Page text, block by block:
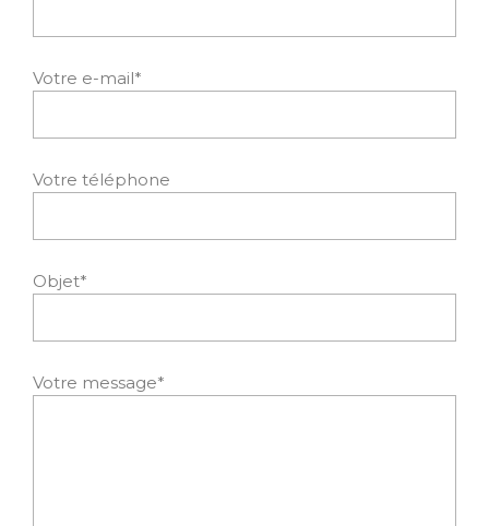
Votre e-mail*
Votre téléphone
Objet*
Votre message*